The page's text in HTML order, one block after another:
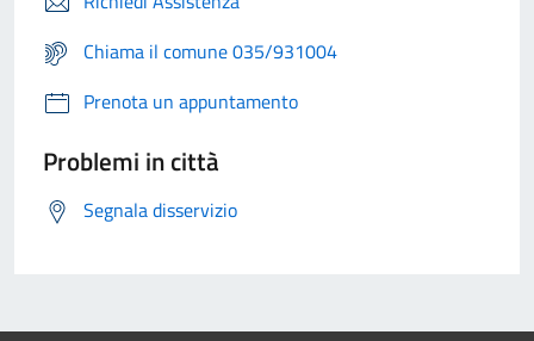
Chiama il comune 035/931004
Prenota un appuntamento
Problemi in città
Segnala disservizio